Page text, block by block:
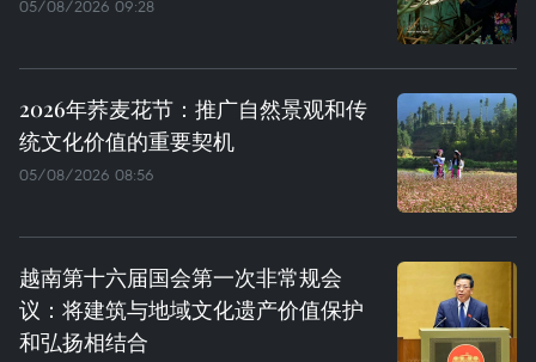
05/08/2026 09:28
2026年荞麦花节：推广自然景观和传
统文化价值的重要契机
05/08/2026 08:56
越南第十六届国会第一次非常规会
议：将建筑与地域文化遗产价值保护
和弘扬相结合